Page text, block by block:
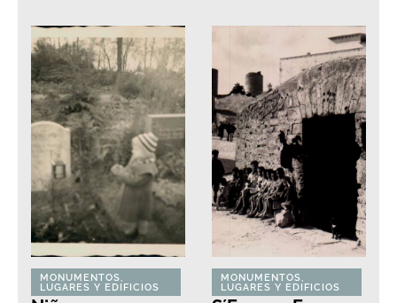
MONUMENTOS,
LUGARES Y EDIFICIOS
MONUMENTOS,
LUGARES Y EDIFICIOS